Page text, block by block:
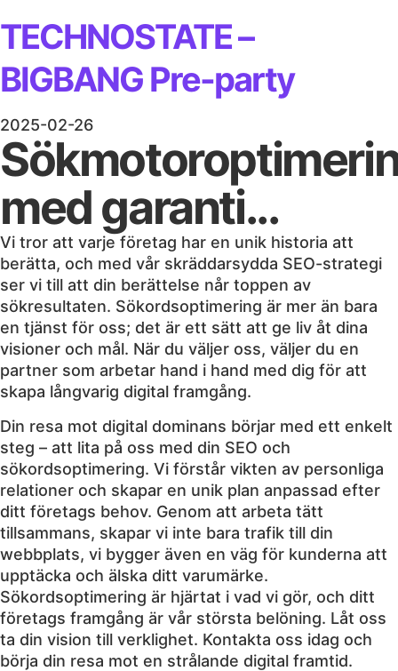
TECHNOSTATE –
BIGBANG Pre-party
2025-02-26
med garanti...
Vi tror att varje företag har en unik historia att
berätta, och med vår skräddarsydda SEO-strategi
ser vi till att din berättelse når toppen av
sökresultaten. Sökordsoptimering är mer än bara
en tjänst för oss; det är ett sätt att ge liv åt dina
visioner och mål. När du väljer oss, väljer du en
partner som arbetar hand i hand med dig för att
skapa långvarig digital framgång.
Din resa mot digital dominans börjar med ett enkelt
steg – att lita på oss med din SEO och
sökordsoptimering. Vi förstår vikten av personliga
relationer och skapar en unik plan anpassad efter
ditt företags behov. Genom att arbeta tätt
tillsammans, skapar vi inte bara trafik till din
webbplats, vi bygger även en väg för kunderna att
upptäcka och älska ditt varumärke.
Sökordsoptimering är hjärtat i vad vi gör, och ditt
företags framgång är vår största belöning. Låt oss
ta din vision till verklighet. Kontakta oss idag och
börja din resa mot en strålande digital framtid.